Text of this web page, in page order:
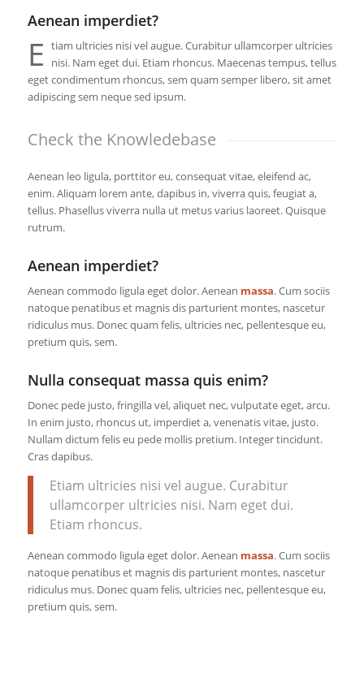
Aenean imperdiet?
E tiam ultricies nisi vel augue. Curabitur ullamcorper ultricies
nisi. Nam eget dui. Etiam rhoncus. Maecenas tempus, tellus
eget condimentum rhoncus, sem quam semper libero, sit amet
adipiscing sem neque sed ipsum.
Check the Knowledebase
Aenean leo ligula, porttitor eu, consequat vitae, eleifend ac,
enim. Aliquam lorem ante, dapibus in, viverra quis, feugiat a,
tellus. Phasellus viverra nulla ut metus varius laoreet. Quisque
rutrum.
Aenean imperdiet?
Aenean commodo ligula eget dolor. Aenean massa. Cum sociis
natoque penatibus et magnis dis parturient montes, nascetur
ridiculus mus. Donec quam felis, ultricies nec, pellentesque eu,
pretium quis, sem.
Nulla consequat massa quis enim?
Donec pede justo, fringilla vel, aliquet nec, vulputate eget, arcu.
In enim justo, rhoncus ut, imperdiet a, venenatis vitae, justo.
Nullam dictum felis eu pede mollis pretium. Integer tincidunt.
Cras dapibus.
Etiam ultricies nisi vel augue. Curabitur
ullamcorper ultricies nisi. Nam eget dui.
Etiam rhoncus.
Aenean commodo ligula eget dolor. Aenean massa. Cum sociis
natoque penatibus et magnis dis parturient montes, nascetur
ridiculus mus. Donec quam felis, ultricies nec, pellentesque eu,
pretium quis, sem.